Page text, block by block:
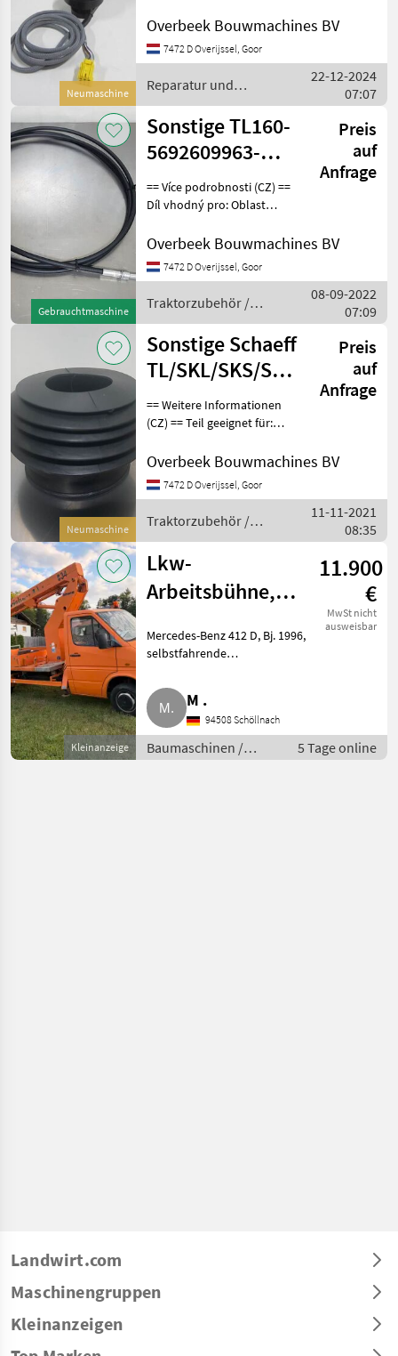
Neumaschine
Sériové číslo: 5369661310
(DE) == Teil geeignet für:
Overbeek Bouwmachines BV
7472 D Overijssel, Goor
Reparatur und
Ersatzteile / Sonstige
22-12-2024
07:07
Gebrauchtmaschine
Sonstige TL160-
5692609963-
Throttle
cable/Gaszug/Gaskabel
Preis
auf
Anfrage
== Více podrobnosti (CZ) ==
Díl vhodný pro: Oblast
DPH/marže: Odpočet DPH
číslo: 5692609963 ==
Overbeek Bouwmachines BV
7472 D Overijssel, Goor
Traktorzubehör /
Sonstige
08-09-2022
07:09
Neumaschine
Sonstige Schaeff
TL/SKL/SKS/SCL
Bellows/Faltenbalg/Rubb
Preis
auf
Anfrage
== Weitere Informationen
(CZ) == Teil geeignet für:
Bauwesen Seriennummer:
Informationen (DE) == Teil
Overbeek Bouwmachines BV
7472 D Overijssel, Goor
Traktorzubehör /
Sonstige
11-11-2021
08:35
Kleinanzeige
Lkw-
Arbeitsbühne,
Hubarbeitsbühne
Steiger TL 160
11.900
€
MwSt nicht
ausweisbar
Mercedes-Benz 412 D, Bj. 1996,
selbstfahrende
3.730 kg, abgemeldet 2023,
ebenso letzter TÜV 2023, wurde
nur auf eigenem Grundstück
bewegt
M .
94508 Schöllnach
Baumaschinen /
Sonstige
5 Tage online
Landwirt.com
Maschinengruppen
Kleinanzeigen